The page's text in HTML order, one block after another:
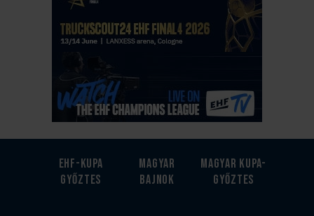
EHF-Kupa
győztes
Magyar
bajnok
Magyar kupa-
győztes